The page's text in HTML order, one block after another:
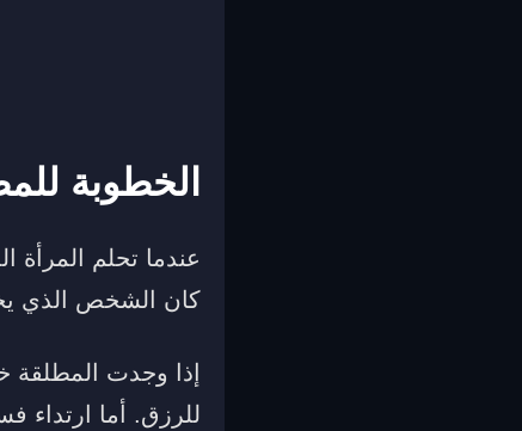
الخطوبة
عندما تحلم المرأة
كان الشخص الذي
إذا وجدت المطلقة
للرزق. أما ارتداء